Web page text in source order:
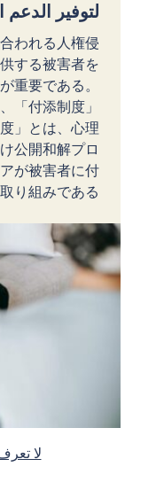
لتوفير
われる人権侵
する被害者を
重要である。
「付添制度」
」とは、心理
公開和解プロ
が被害者に付
り組みである
لا